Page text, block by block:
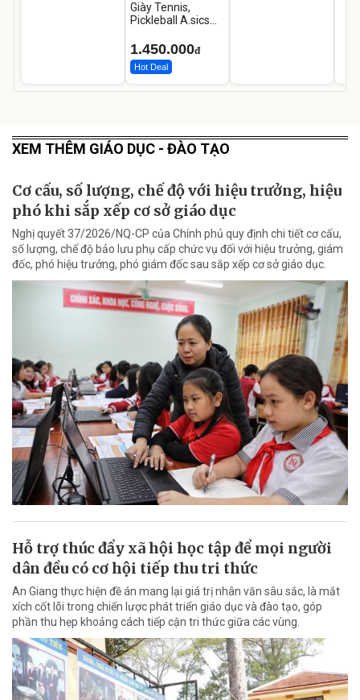
Giày Tennis,
Pickleball A.sics
Các Phối Màu
1.450.000đ
Hot Deal
XEM THÊM GIÁO DỤC - ĐÀO TẠO
Cơ cấu, số lượng, chế độ với hiệu trưởng, hiệu
phó khi sắp xếp cơ sở giáo dục
Nghị quyết 37/2026/NQ-CP của Chính phủ quy định chi tiết cơ cấu,
số lượng, chế độ bảo lưu phụ cấp chức vụ đối với hiệu trưởng, giám
đốc, phó hiệu trưởng, phó giám đốc sau sắp xếp cơ sở giáo dục.
Hỗ trợ thúc đẩy xã hội học tập để mọi người
dân đều có cơ hội tiếp thu tri thức
An Giang thực hiện đề án mang lại giá trị nhân văn sâu sắc, là mắt
xích cốt lõi trong chiến lược phát triển giáo dục và đào tạo, góp
phần thu hẹp khoảng cách tiếp cận tri thức giữa các vùng.